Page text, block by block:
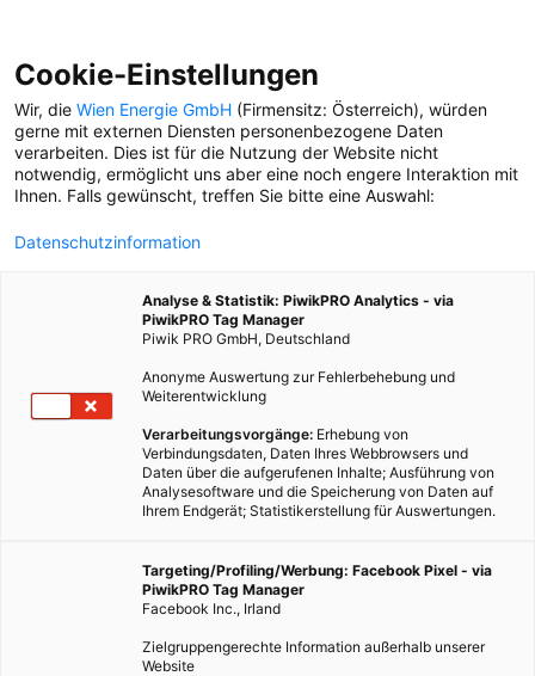
OBER SANKT VEIT
Anna Mabo aufgewachsen.
Uns zeigt sie die Plätze
ihrer Kindheit.
Cookie-Einstellungen
Wir, die Wien Energie GmbH (Firmensitz: Österreich), würden
gerne mit externen Diensten personenbezogene Daten
verarbeiten. Dies ist für die Nutzung der Website nicht
notwendig, ermöglicht uns aber eine noch engere Interaktion mit
Ihnen. Falls gewünscht, treffen Sie bitte eine Auswahl:
Datenschutzinformation
Analyse & Statistik: PiwikPRO Analytics - via
PiwikPRO Tag Manager
Piwik PRO GmbH, Deutschland
Anonyme Auswertung zur Fehlerbehebung und
Weiterentwicklung
Verarbeitungsvorgänge: Erhebung von
Verbindungsdaten, Daten Ihres Webbrowsers und
Daten über die aufgerufenen Inhalte; Ausführung von
Analysesoftware und die Speicherung von Daten auf
Ihrem Endgerät; Statistikerstellung für Auswertungen.
Targeting/Profiling/Werbung: Facebook Pixel - via
PiwikPRO Tag Manager
Facebook Inc., Irland
Zielgruppengerechte Information außerhalb unserer
Website